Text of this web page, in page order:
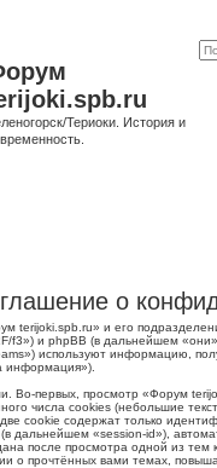
Териоки. История и
о
terijoki.spb.ru» и его
f3») и phpBB (в дальнейшем
используют информацию,
информация»).
Во-первых, просмотр «Форум
числа cookies (небольшие
cookie содержат только
дальнейшем «session-id»),
после просмотра одной из
о прочтённых вами темах,